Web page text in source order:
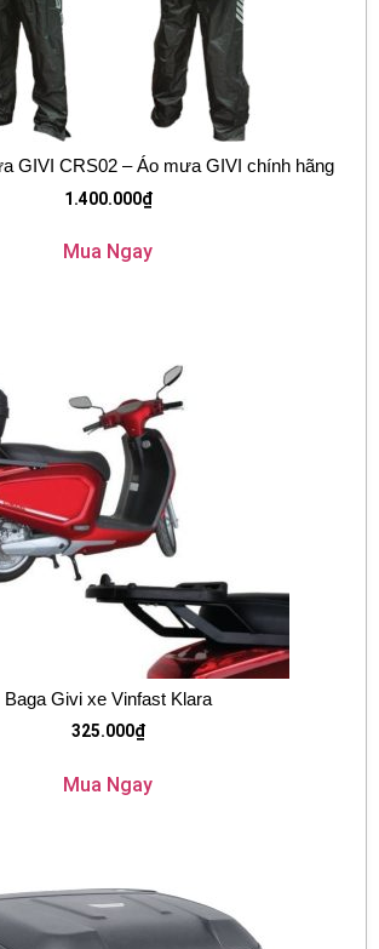
GIVI CRS02 – Áo mưa GIVI chính hãng
1.400.000₫
Mua Ngay
Baga Givi xe Vinfast Klara
325.000₫
Mua Ngay